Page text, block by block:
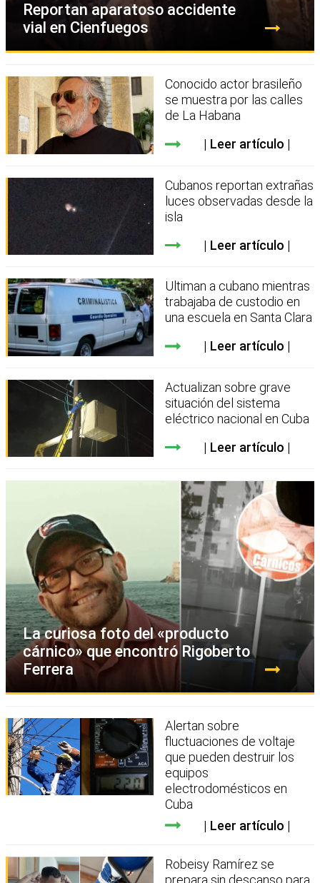
Reportan aparatoso accidente
vial en Cienfuegos
Conocido actor brasileño
se muestra por las calles
de La Habana
Leer artículo
Cubanos reportan extrañas
luces observadas desde la
isla
Leer artículo
Ultiman a cubano mientras
trabajaba de custodio en
una escuela en Santa Clara
Leer artículo
Actualizan sobre grave
situación del sistema
eléctrico nacional en Cuba
Leer artículo
La curiosa foto del «producto
cárnico» que encontró Rigoberto
Ferrera
Alertan sobre
fluctuaciones de voltaje
que pueden destruir los
equipos
electrodomésticos en
Cuba
Leer artículo
Robeisy Ramírez se
prepara sin descanso para